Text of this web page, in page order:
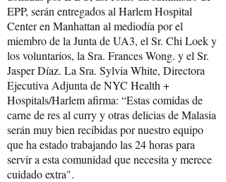
EPP, serán entregados al Harlem Hospital
Center en Manhattan al mediodía por el
miembro de la Junta de UA3, el Sr. Chi Loek y
los voluntarios, la Sra. Frances Wong. y el Sr.
Jasper Díaz. La Sra. Sylvia White, Directora
Ejecutiva Adjunta de NYC Health +
Hospitals/Harlem afirma: “Estas comidas de
carne de res al curry y otras delicias de Malasia
serán muy bien recibidas por nuestro equipo
que ha estado trabajando las 24 horas para
servir a esta comunidad que necesita y merece
cuidado extra".